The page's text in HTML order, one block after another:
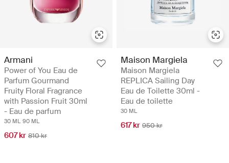
Armani
Power of You Eau de
Parfum Gourmand
Fruity Floral Fragrance
with Passion Fruit 30ml
- Eau de parfum
30 ML 90 ML
607 kr 810 kr
Maison Margiela
Maison Margiela
REPLICA Sailing Day
Eau de Toilette 30ml -
Eau de toilette
30 ML
617 kr 950 kr